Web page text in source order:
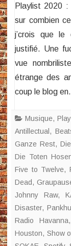
Playlist 2020
sur combien
j’crois que le
justifié. Une
vue
étrange des
coup le blog
Musique,
Antillectual,
Ganze Rest,
Die Toten
Five to Twelve,
Dead,
Johnny Raw,
Disaster,
Radio Havanna
Houston, Show